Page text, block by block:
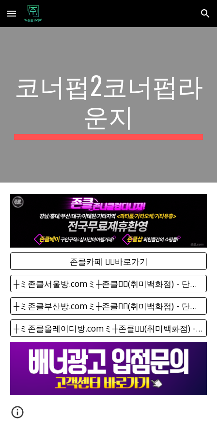
Skip to main content Skip to navigation
코너펍2코너펍라
운지
존클카페 ❤️‍🔥바로가기
┼ミ존클서울방.comミ┼존클❤️‍🔥(취미백화점) - 단톡방
┼ミ존클부산방.comミ┼존클❤️‍🔥(취미백화점) - 단톡방
┼ミ존클올레이디방.comミ┼존클❤️‍🔥(취미백화점) - 단톡방